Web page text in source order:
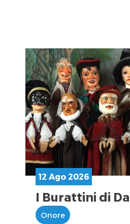
12 Ago 2026
I Burattini di
Onore